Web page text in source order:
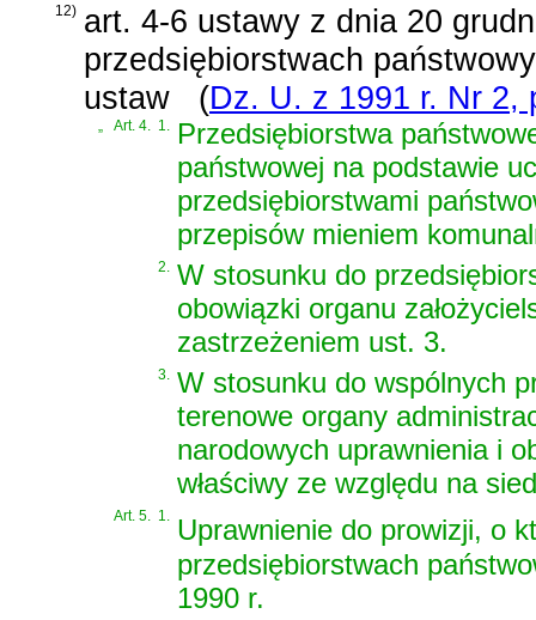
12) art. 4-6 ustawy z dnia 20
przedsiębiorstwach
ustaw
(Dz. U. z 1991 r. Nr 2,
„ Art. 4. 1. Przedsiębiorstwa
państwowej na podstawie
przedsiębiorstwami
przepisów mieniem
2. W stosunku do
obowiązki organu
zastrzeżeniem ust. 3.
3. W stosunku do wspólnych
terenowe organy
narodowych uprawnienia i
właściwy ze względu na
Art. 5. 1. Uprawnienie do prowizji, o
przedsiębiorstwach
1990 r.